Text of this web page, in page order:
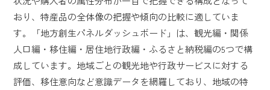
おり、特産品の全体像の把握や傾向の比較に適していま
す。「地方創生パネルダッシュボード」は、観光編・関係
人口編・移住編・居住地行政編・ふるさと納税編の5つで構
成しています。地域ごとの観光地や行政サービスに対する
評価、移住意向など意識データを網羅しており、地域の特